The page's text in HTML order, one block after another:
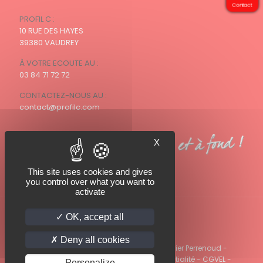
PROFIL C :
10 RUE DES HAYES
39380 VAUDREY
À VOTRE ECOUTE AU :
03 84 71 72 72
CONTACTEZ-NOUS AU :
contact@profilc.com
© 2022 PROFIL C - Photos PROFIL C / Olivier Perrenoud -
Mentions légales-Politique de confidentialité- CGVEL-
Contact
X
This site uses cookies and gives
you control over what you want to
activate
OK, accept all
Deny all cookies